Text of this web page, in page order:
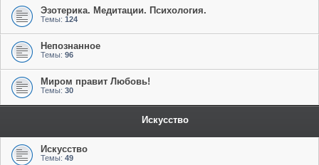
Эзотерика. Медитации. Психология.
Темы: 124
Непознанное
Темы: 96
Миром правит Любовь!
Темы: 30
Искусство
Искусство
Темы: 49